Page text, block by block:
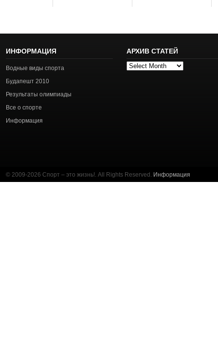
ИНФОРМАЦИЯ
Водные виды спорта
Будапешт 2010
Результаты олимпиады
Все о спорте
Информация
АРХИВ СТАТЕЙ
Архив
© 2009-2026 Спорт – это жизнь!. All Rights Reserved. Информация